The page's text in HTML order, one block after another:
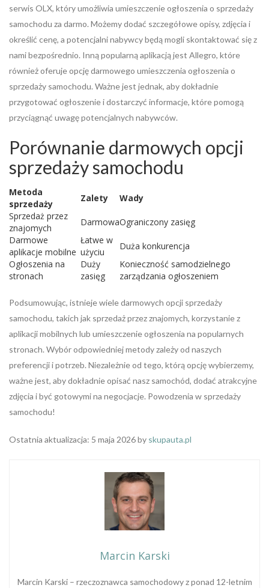
serwis OLX, który umożliwia umieszczenie ogłoszenia o sprzedaży
samochodu za darmo. Możemy dodać szczegółowe opisy, zdjęcia i
określić cenę, a potencjalni nabywcy będą mogli skontaktować się z
nami bezpośrednio. Inną popularną aplikacją jest Allegro, które
również oferuje opcję darmowego umieszczenia ogłoszenia o
sprzedaży samochodu. Ważne jest jednak, aby dokładnie
przygotować ogłoszenie i dostarczyć informacje, które pomogą
przyciągnąć uwagę potencjalnych nabywców.
Porównanie darmowych opcji
sprzedaży samochodu
Metoda
sprzedaży
Zalety
Wady
Sprzedaż przez
znajomych
DarmowaOgraniczony zasięg
Darmowe
aplikacje mobilne
Łatwe w
użyciu
Duża konkurencja
Ogłoszenia na
stronach
Duży
zasięg
Konieczność samodzielnego
zarządzania ogłoszeniem
Podsumowując, istnieje wiele darmowych opcji sprzedaży
samochodu, takich jak sprzedaż przez znajomych, korzystanie z
aplikacji mobilnych lub umieszczenie ogłoszenia na popularnych
stronach. Wybór odpowiedniej metody zależy od naszych
preferencji i potrzeb. Niezależnie od tego, którą opcję wybierzemy,
ważne jest, aby dokładnie opisać nasz samochód, dodać atrakcyjne
zdjęcia i być gotowymi na negocjacje. Powodzenia w sprzedaży
samochodu!
Ostatnia aktualizacja: 5 maja 2026 by skupauta.pl
Marcin Karski
Marcin Karski – rzeczoznawca samochodowy z ponad 12-letnim